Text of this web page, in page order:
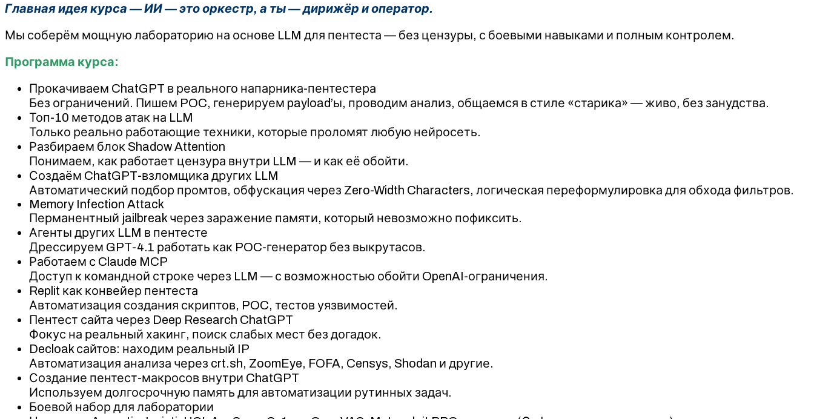
Главная идея курса — ИИ — это оркестр, а ты — дирижёр и оператор.
Мы соберём мощную лабораторию на основе LLM для пентеста — без цензуры, с боевыми навыками и полным контролем.​
Программа курса:
Прокачиваем ChatGPT в реального напарника-пентестера
Без ограничений. Пишем POC, генерируем payload’ы, проводим анализ, общаемся в стиле «старика» — живо, без занудства.
Топ-10 методов атак на LLM
Только реально работающие техники, которые проломят любую нейросеть.
Разбираем блок Shadow Attention
Понимаем, как работает цензура внутри LLM — и как её обойти.
Создаём ChatGPT-взломщика других LLM
Автоматический подбор промтов, обфускация через Zero-Width Characters, логическая переформулировка для обхода фильтров.
Memory Infection Attack
Перманентный jailbreak через заражение памяти, который невозможно пофиксить.
Агенты других LLM в пентесте
Дрессируем GPT-4.1 работать как POC-генератор без выкрутасов.
Работаем с Claude MCP
Доступ к командной строке через LLM — с возможностью обойти OpenAI-ограничения.
Replit как конвейер пентеста
Автоматизация создания скриптов, POC, тестов уязвимостей.
Пентест сайта через Deep Research ChatGPT
Фокус на реальный хакинг, поиск слабых мест без догадок.
Decloak сайтов: находим реальный IP
Автоматизация анализа через crt.sh, ZoomEye, FOFA, Censys, Shodan и другие.
Создание пентест-макросов внутри ChatGPT
Используем долгосрочную память для автоматизации рутинных задач.
Боевой набор для лаборатории